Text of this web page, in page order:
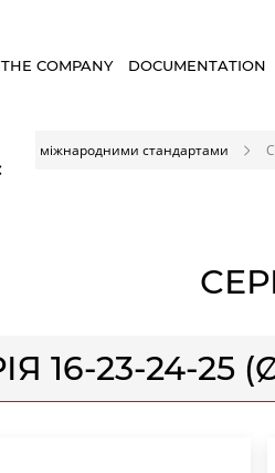
COMPANY DOCUMENTATION
за міжнародними стандартами
16-23-24-25